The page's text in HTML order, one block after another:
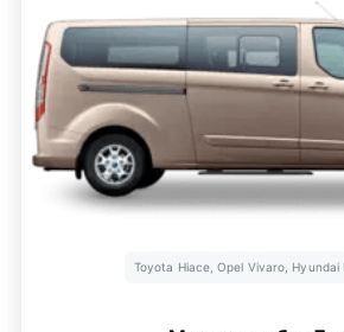
Toyota Hiace, Opel Vivaro, Hyundai